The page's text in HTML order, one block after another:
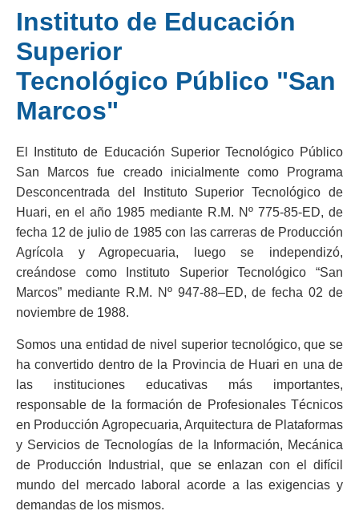
Instituto de Educación
Superior
Tecnológico Público "San
Marcos"
El Instituto de Educación Superior Tecnológico Público
San Marcos fue creado inicialmente como Programa
Desconcentrada del Instituto Superior Tecnológico de
Huari, en el año 1985 mediante R.M. Nº 775-85-ED, de
fecha 12 de julio de 1985 con las carreras de Producción
Agrícola y Agropecuaria, luego se independizó,
creándose como Instituto Superior Tecnológico “San
Marcos” mediante R.M. Nº 947-88–ED, de fecha 02 de
noviembre de 1988.
Somos una entidad de nivel superior tecnológico, que se
ha convertido dentro de la Provincia de Huari en una de
las instituciones educativas más importantes,
responsable de la formación de Profesionales Técnicos
en Producción Agropecuaria, Arquitectura de Plataformas
y Servicios de Tecnologías de la Información, Mecánica
de Producción Industrial, que se enlazan con el difícil
mundo del mercado laboral acorde a las exigencias y
demandas de los mismos.